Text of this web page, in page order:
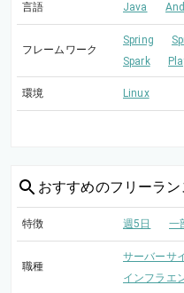
言語 Java
フレームワーク
Spring
Spark
環境 Linux
おすすめのフリーラ
特徴 週5日 一
職種
サーバーサ
インフラエ